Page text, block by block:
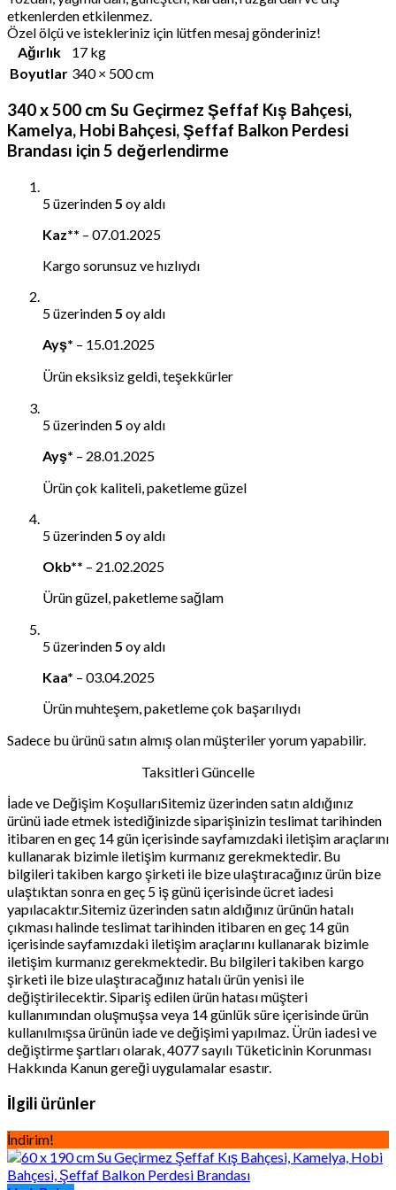
etkenlerden etkilenmez.
Özel ölçü ve istekleriniz için lütfen mesaj gönderiniz!
Ağırlık
17 kg
Boyutlar 340 × 500 cm
340 x 500 cm Su Geçirmez Şeffaf Kış Bahçesi,
Kamelya, Hobi Bahçesi, Şeffaf Balkon Perdesi
Brandası için 5 değerlendirme
5 üzerinden5 oy aldı
Kaz** – 07.01.2025
Kargo sorunsuz ve hızlıydı
5 üzerinden5 oy aldı
Ayş* – 15.01.2025
Ürün eksiksiz geldi, teşekkürler
5 üzerinden5 oy aldı
Ayş* – 28.01.2025
Ürün çok kaliteli, paketleme güzel
5 üzerinden5 oy aldı
Okb** – 21.02.2025
Ürün güzel, paketleme sağlam
5 üzerinden5 oy aldı
Kaa* – 03.04.2025
Ürün muhteşem, paketleme çok başarılıydı
Sadece bu ürünü satın almış olan müşteriler yorum yapabilir.
Taksitleri Güncelle
İade ve Değişim KoşullarıSitemiz üzerinden satın aldığınız
ürünü iade etmek istediğinizde siparişinizin teslimat tarihinden
itibaren en geç 14 gün içerisinde sayfamızdaki iletişim araçlarını
kullanarak bizimle iletişim kurmanız gerekmektedir. Bu
bilgileri takiben kargo şirketi ile bize ulaştıracağınız ürün bize
ulaştıktan sonra en geç 5 iş günü içerisinde ücret iadesi
yapılacaktır.Sitemiz üzerinden satın aldığınız ürünün hatalı
çıkması halinde teslimat tarihinden itibaren en geç 14 gün
içerisinde sayfamızdaki iletişim araçlarını kullanarak bizimle
iletişim kurmanız gerekmektedir. Bu bilgileri takiben kargo
şirketi ile bize ulaştıracağınız hatalı ürün yenisi ile
değiştirilecektir. Sipariş edilen ürün hatası müşteri
kullanımından oluşmuşsa veya 14 günlük süre içerisinde ürün
kullanılmışsa ürünün iade ve değişimi yapılmaz. Ürün iadesi ve
değiştirme şartları olarak, 4077 sayılı Tüketicinin Korunması
Hakkında Kanun gereği uygulamalar esastır.
İlgili ürünler
İndirim!